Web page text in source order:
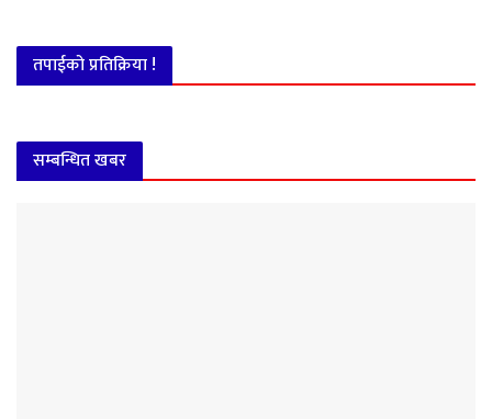
तपाईको प्रतिक्रिया !
सम्बन्धित खबर